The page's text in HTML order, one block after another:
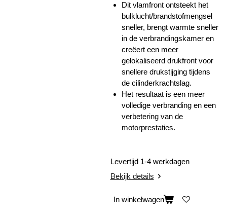
Dit vlamfront ontsteekt het
bulklucht/brandstofmengsel
sneller, brengt warmte sneller
in de verbrandingskamer en
creëert een meer
gelokaliseerd drukfront voor
snellere drukstijging tijdens
de cilinderkrachtslag.
Het resultaat is een meer
volledige verbranding en een
verbetering van de
motorprestaties.
Levertijd 1-4 werkdagen
Bekijk details
In winkelwagen